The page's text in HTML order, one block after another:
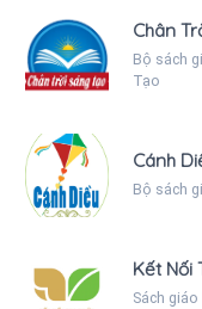
Chân
Bộ sách
Tạo
Cánh
Bộ sách
Kết Nối
Sách